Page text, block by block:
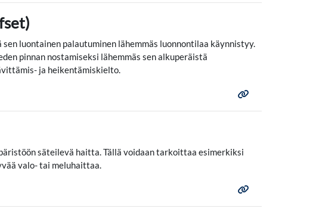
luontainen palautuminen lähemmäs luonnontilaa käynnistyy.
pinnan nostamiseksi lähemmäs sen alkuperäistä
ja heikentämiskielto.
säteilevä haitta. Tällä voidaan tarkoittaa esimerkiksi
valo- tai meluhaittaa.